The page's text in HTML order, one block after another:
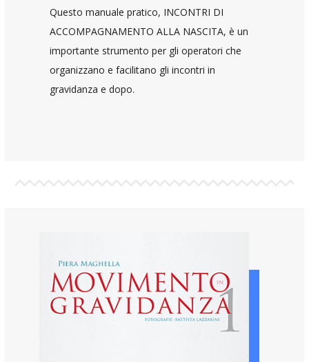
Questo manuale pratico, INCONTRI DI
ACCOMPAGNAMENTO ALLA NASCITA, è un
importante strumento per gli operatori che
organizzano e facilitano gli incontri in
gravidanza e dopo.